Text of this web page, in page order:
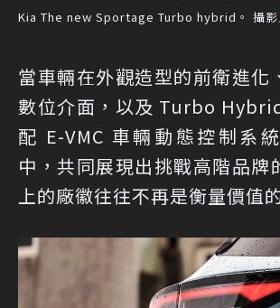
Kia The new Sportage Turbo hybrid。 攝影
當車輛在外觀造型的前衛進化
數位介面，以及 Turbo
配 E-VMC 車輛動態控制系
中，共同展現出挑戰高階品牌
上的廠徽往往不再是衡量價值